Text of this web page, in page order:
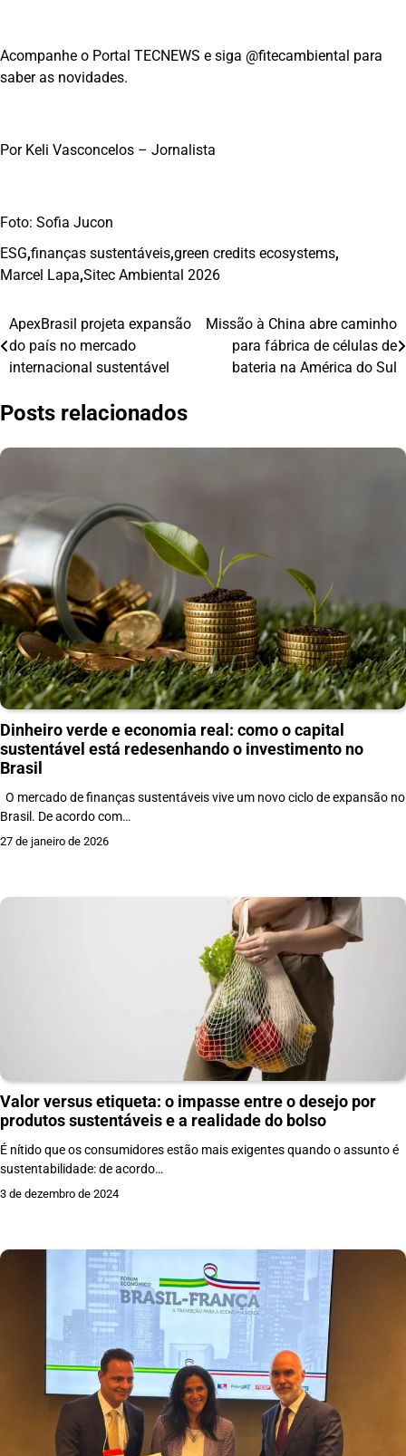
Acompanhe o Portal TECNEWS e siga @fitecambiental para
saber as novidades.
Por Keli Vasconcelos – Jornalista
Foto: Sofia Jucon
ESG,finanças sustentáveis,green credits ecosystems,
Marcel Lapa,Sitec Ambiental 2026
Navegação
de
ApexBrasil projeta expansão
do país no mercado
internacional sustentável
Missão à China abre caminho
para fábrica de células de
bateria na América do Sul
Posts relacionados
Dinheiro verde e economia real: como o capital
sustentável está redesenhando o investimento no
Brasil
O mercado de finanças sustentáveis vive um novo ciclo de expansão no
Brasil. De acordo com…
27 de janeiro de 2026
Valor versus etiqueta: o impasse entre o desejo por
produtos sustentáveis e a realidade do bolso
É nítido que os consumidores estão mais exigentes quando o assunto é
sustentabilidade: de acordo…
3 de dezembro de 2024